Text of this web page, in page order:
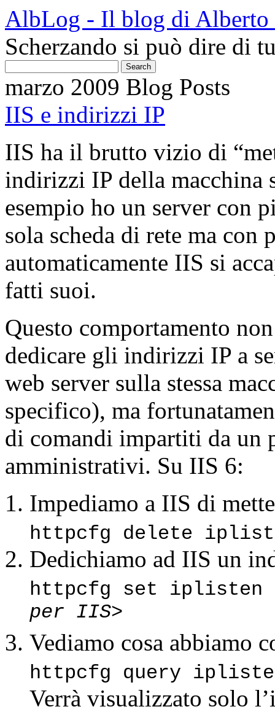
AlbLog - Il blog di Alberto
Scherzando si può dire di
marzo 2009 Blog Posts
IIS e indirizzi IP
IIS ha il brutto vizio di
indirizzi IP della macchina
esempio ho un server con
sola scheda di rete ma
automaticamente IIS si
fatti suoi.
Questo comportamento
dedicare gli indirizzi IP a
web server sulla stessa
specifico), ma
di comandi impartiti da un
amministrativi. Su IIS 6:
Impediamo a IIS di
httpcfg delete
Dedichiamo ad IIS un
httpcfg set
per IIS>
Vediamo cosa abbiamo
httpcfg query
Verrà visualizzato solo